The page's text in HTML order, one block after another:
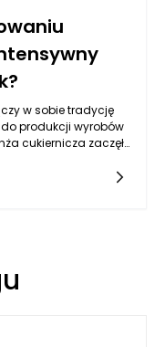
w sobie tradycję
produkcji wyrobów
cukiernicza zaczęła
połączenie